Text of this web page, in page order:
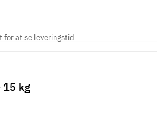
for at se leveringstid
15 kg